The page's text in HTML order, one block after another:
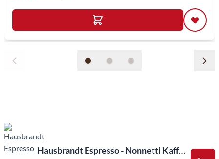
Hausbrandt Espresso - Nonnetti Kaffeebohnen (1kg)